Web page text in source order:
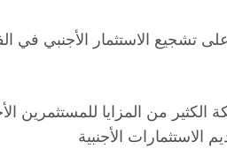
تشجيع الاستثمار الأجنبي في
الكثير من المزايا للمستثمرين
الاستثمارات الأجنبية